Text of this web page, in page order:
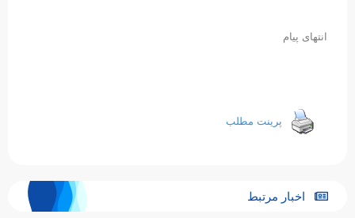
انتهای پیام
پرینت مطلب
اخبار مرتبط